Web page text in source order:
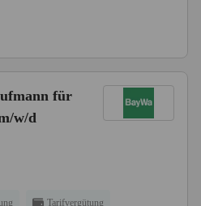
für
w/d
Tarifvergütung